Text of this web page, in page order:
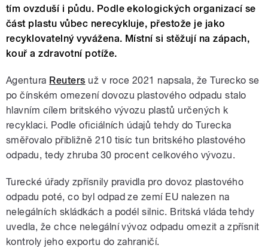
tím ovzduší i půdu. Podle ekologických organizací se
část plastu vůbec nerecykluje, přestože je jako
recyklovatelný vyvážena. Místní si stěžují na zápach,
kouř a zdravotní potíže.
Agentura Reuters už v roce 2021 napsala, že Turecko se
po čínském omezení dovozu plastového odpadu stalo
hlavním cílem britského vývozu plastů určených k
recyklaci. Podle oficiálních údajů tehdy do Turecka
směřovalo přibližně 210 tisíc tun britského plastového
odpadu, tedy zhruba 30 procent celkového vývozu.
Turecké úřady zpřísnily pravidla pro dovoz plastového
odpadu poté, co byl odpad ze zemí EU nalezen na
nelegálních skládkách a podél silnic. Britská vláda tehdy
uvedla, že chce nelegální vývoz odpadu omezit a zpřísnit
kontroly jeho exportu do zahraničí.